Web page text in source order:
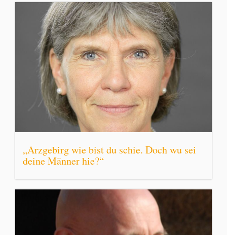
„Arzgebirg wie bist du schie. Doch wu sei
deine Männer hie?“